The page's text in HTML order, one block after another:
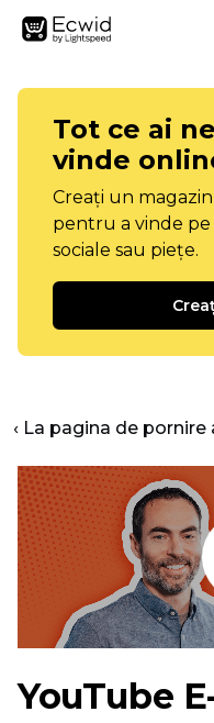
Tot ce ai
vinde
Creați un
pentru a vinde
sociale sau piețe.
‹ La pagina de pornire
YouTube